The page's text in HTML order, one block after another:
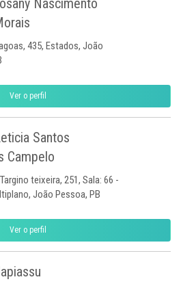
Nascimento
435, Estados, João
Ver o perfil
Santos
Campelo
teixeira, 251, Sala: 66 -
João Pessoa, PB
Ver o perfil